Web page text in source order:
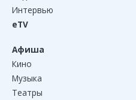
Интервью
eTV
Афиша
Кино
Музыка
Театры